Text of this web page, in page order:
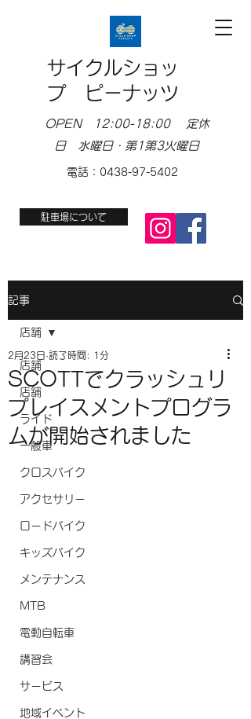
サイクルショッ
プ ピーナッツ
OPEN 12:00-18:00 定休
日 水曜日・第1第3火曜日
電話：0438-97-5402
駐車場について
記事
店舗
店舗
ライド
一般車
クロスバイク
アクセサリー
ロードバイク
キッズバイク
メンテナンス
MTB
電動自転車
講習会
サービス
地域イベント
店舗
SCOTTでクラッシュリ
プレイスメントプログラ
ムが開始されました
2月23日 読了時間: 1分